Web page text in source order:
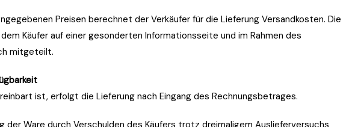
Preisen berechnet der Verkäufer für die Lieferung Versandkosten. Die
Käufer auf einer gesonderten Informationsseite und im Rahmen des
mitgeteilt.
ist, erfolgt die Lieferung nach Eingang des Rechnungsbetrages.
der Ware durch Verschulden des Käufers trotz dreimaligem Auslieferversuchs